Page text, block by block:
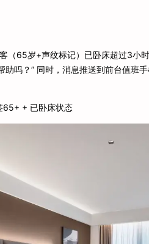
（65岁+声纹标记）已卧床超过3小
吗？” 同时，消息推送到前台值班手
65+ + 已卧床状态